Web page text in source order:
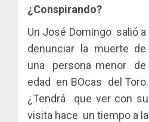
¿Conspirando?
Un José Domingo salió a
denunciar la muerte de
una persona menor de
edad en BOcas del Toro.
¿Tendrá que ver con su
visita hace un tiempo a la